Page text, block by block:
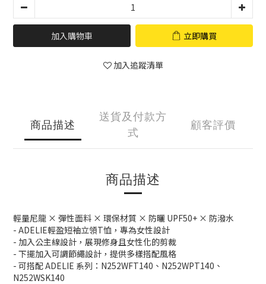
加入購物車 立即購買
加入追蹤清單
商品描述
送貨及付款方
式
顧客評價
商品描述
輕量尼龍 × 彈性面料 × 環保材質 × 防曬 UPF50+ × 防潑水
- ADELIE輕盈短袖立領T恤，專為女性設計
- 加入公主線設計，展現修身且女性化的剪裁
- 下擺加入可調節繩設計，提供多樣搭配風格
- 可搭配 ADELIE 系列：N252WFT140、N252WPT140、
N252WSK140